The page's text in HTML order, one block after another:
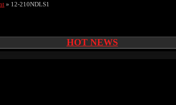
» 12-210NDLS1
HOT NEWS